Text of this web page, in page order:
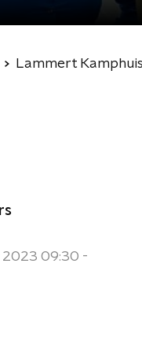
Lammert
2023 09:30 -